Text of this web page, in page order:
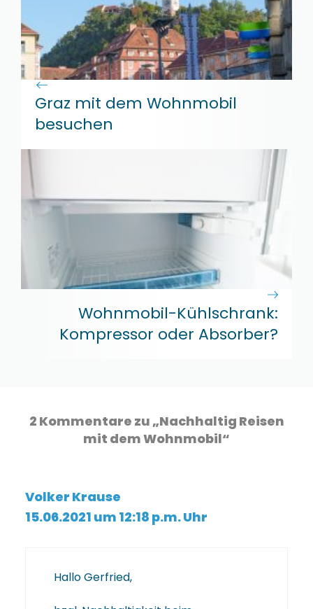
Graz mit dem Wohnmobil
besuchen
Wohnmobil-Kühlschrank:
Kompressor oder Absorber?
2 Kommentare zu „Nachhaltig Reisen
mit dem Wohnmobil“
Volker Krause
15.06.2021 um 12:18 p.m. Uhr
Hallo Gerfried,